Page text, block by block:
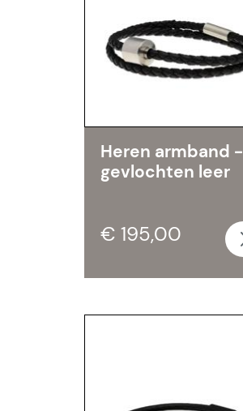
Heren armband -
gevlochten leer
€ 195,00